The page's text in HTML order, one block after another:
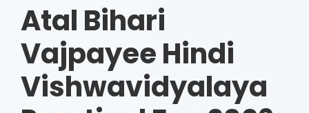
Atal Bihari
Vajpayee Hindi
Vishwavidyalaya